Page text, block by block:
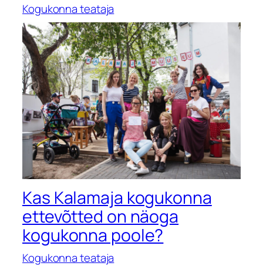
Kogukonna teataja
Kas Kalamaja kogukonna
ettevõtted on näoga
kogukonna poole?
Kogukonna teataja